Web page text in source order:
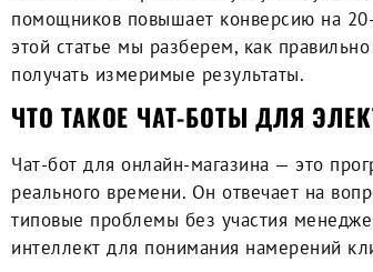
помощников повышает конверсию на
этой статье мы разберем, как
получать измеримые результаты.
ЧТО ТАКОЕ ЧАТ-БОТЫ ДЛЯ
Чат-бот для онлайн-магазина — это
реального времени. Он отвечает на
типовые проблемы без участия
интеллект для понимания намерений